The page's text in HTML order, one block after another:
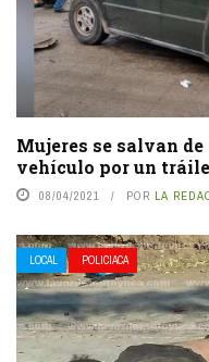
Mujeres se salvan
vehículo por un
08/04/2021 POR LA
LOCAL POLICIACA